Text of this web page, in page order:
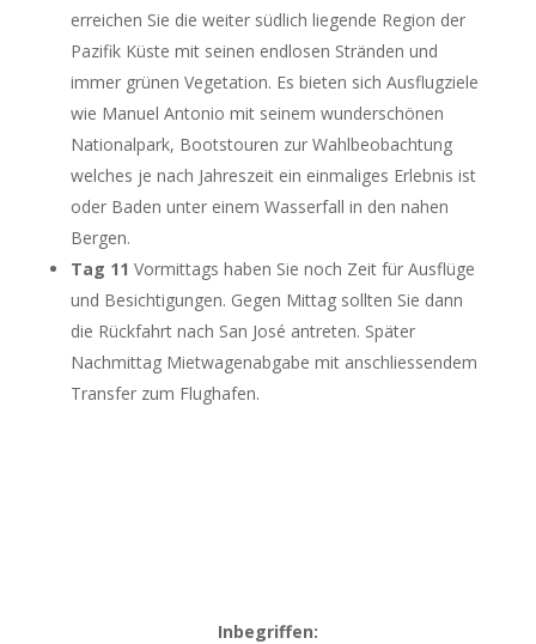
erreichen Sie die weiter südlich liegende Region der
Pazifik Küste mit seinen endlosen Stränden und
immer grünen Vegetation. Es bieten sich Ausflugziele
wie Manuel Antonio mit seinem wunderschönen
Nationalpark, Bootstouren zur Wahlbeobachtung
welches je nach Jahreszeit ein einmaliges Erlebnis ist
oder Baden unter einem Wasserfall in den nahen
Bergen.
Tag 11 Vormittags haben Sie noch Zeit für Ausflüge
und Besichtigungen. Gegen Mittag sollten Sie dann
die Rückfahrt nach San José antreten. Später
Nachmittag Mietwagenabgabe mit anschliessendem
Transfer zum Flughafen.
Inbegriffen: